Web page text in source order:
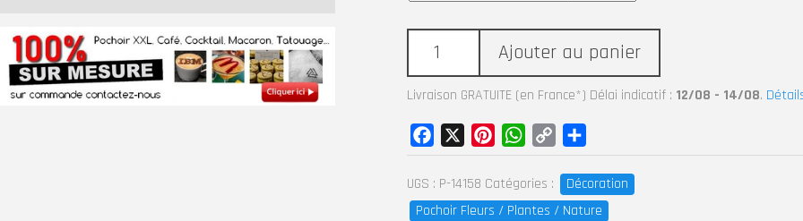
Ajouter au panier
Livraison GRATUITE (en France*) Délai indicatif : 12/08 - 14/08.
UGS : P-14158 Catégories :
Décoration
Pochoir Fleurs / Plantes / Nature
Facebook PinterestWhatsApp
Copy
Link